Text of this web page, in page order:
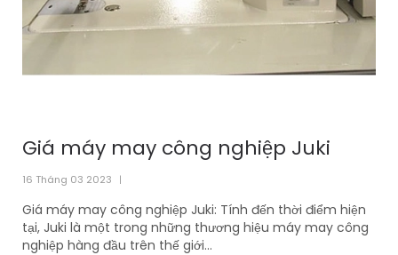
Giá máy may công nghiệp Juki
16 Tháng 03 2023 |
Giá máy may công nghiệp Juki: Tính đến thời điểm hiện
tại, Juki là một trong những thương hiệu máy may công
nghiệp hàng đầu trên thế giới...